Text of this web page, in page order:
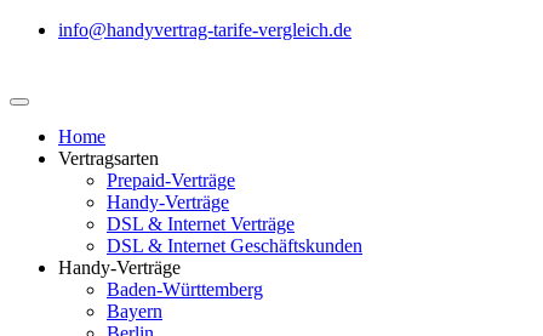
info@handyvertrag-tarife-vergleich.de
Home
Vertragsarten
Prepaid-Verträge
Handy-Verträge
DSL & Internet Verträge
DSL & Internet Geschäftskunden
Handy-Verträge
Baden-Württemberg
Bayern